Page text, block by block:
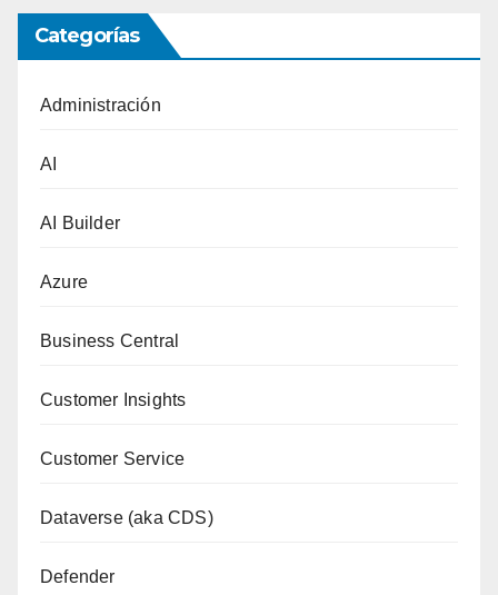
Categorías
Administración
AI
AI Builder
Azure
Business Central
Customer Insights
Customer Service
Dataverse (aka CDS)
Defender